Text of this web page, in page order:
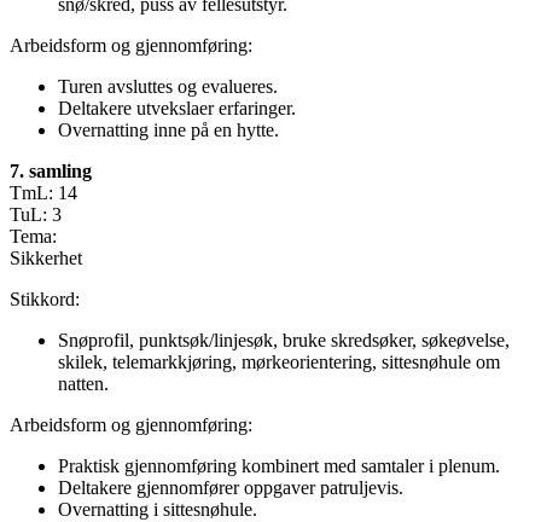
snø/skred, puss av fellesutstyr.
Arbeidsform og gjennomføring:
Turen avsluttes og evalueres.
Deltakere utvekslaer erfaringer.
Overnatting inne på en hytte.
7. samling
TmL: 14
TuL: 3
Tema:
Sikkerhet
Stikkord:
Snøprofil, punktsøk/linjesøk, bruke skredsøker, søkeøvelse,
skilek, telemarkkjøring, mørkeorientering, sittesnøhule om
natten.
Arbeidsform og gjennomføring:
Praktisk gjennomføring kombinert med samtaler i plenum.
Deltakere gjennomfører oppgaver patruljevis.
Overnatting i sittesnøhule.